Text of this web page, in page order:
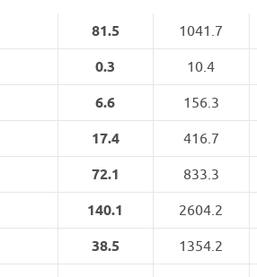
81.5 1041.7
0.3 10.4
6.6 156.3
17.4 416.7
72.1 833.3
140.1 2604.2
38.5 1354.2